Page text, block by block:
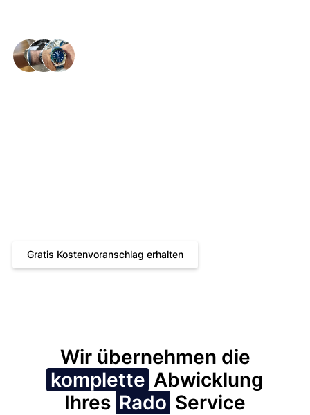
Gratis Kostenvoranschlag erhalten
Wir übernehmen die
komplette Abwicklung
Ihres Rado Service